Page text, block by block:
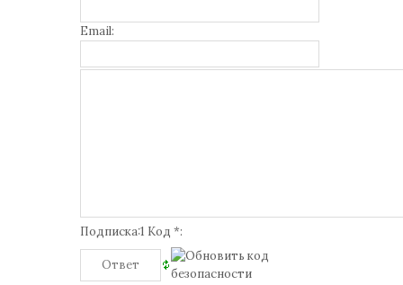
Email:
Подписка:1 Код *: